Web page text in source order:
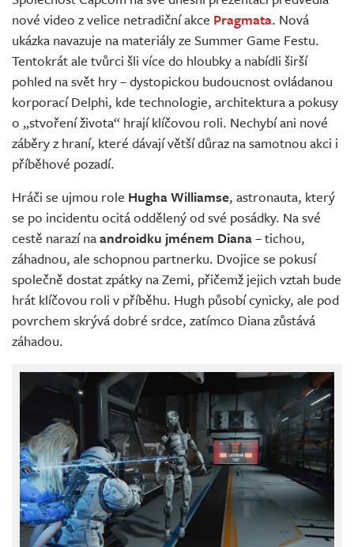
Živě
nové video z velice netradiční akce Pragmata. Nová
ukázka navazuje na materiály ze Summer Game Festu.
Tentokrát ale tvůrci šli více do hloubky a nabídli širší
pohled na svět hry – dystopickou budoucnost ovládanou
korporací Delphi, kde technologie, architektura a pokusy
o „stvoření života“ hrají klíčovou roli. Nechybí ani nové
záběry z hraní, které dávají větší důraz na samotnou akci i
příběhové pozadí.
Hráči se ujmou role Hugha Williamse, astronauta, který
se po incidentu ocitá oddělený od své posádky. Na své
cestě narazí naandroidku jménem Diana– tichou,
záhadnou, ale schopnou partnerku. Dvojice se pokusí
společně dostat zpátky na Zemi, přičemž jejich vztah bude
hrát klíčovou roli v příběhu. Hugh působí cynicky, ale pod
povrchem skrývá dobré srdce, zatímco Diana zůstává
záhadou.